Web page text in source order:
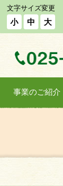
文字サイズ変更
小 中 大
事業のご紹介